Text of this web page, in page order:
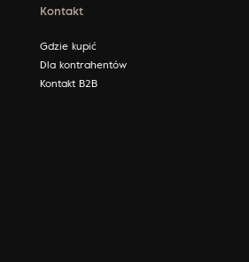
Kontakt
Gdzie kupić
Dla kontrahentów
Kontakt B2B